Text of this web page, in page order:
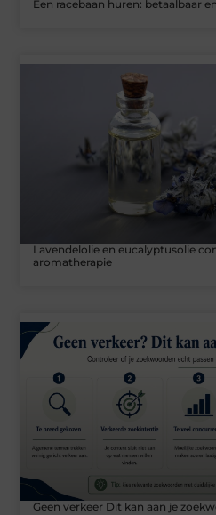
Een racebaan huren: betaalbaar
Lavendelolie en eucalyptusolie
aromatherapie
Geen verkeer Dit kan aan je